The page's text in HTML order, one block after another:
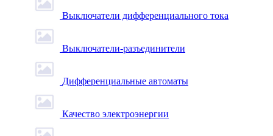
Выключатели дифференциального тока
Выключатели-разъединители
Дифференциальные автоматы
Качество электроэнергии